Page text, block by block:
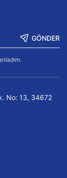
GÖNDER
No: 13, 34672